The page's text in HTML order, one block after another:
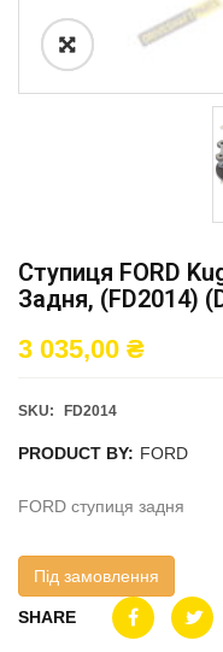
Ступиця FORD
Задня, (FD2014)
3 035,00 ₴
SKU: FD2014
PRODUCT BY: FORD
FORD ступиця задня
Під замовлення
SHARE